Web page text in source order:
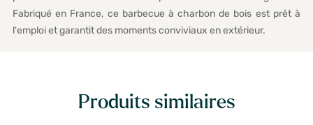
Fabriqué en France, ce barbecue à charbon de bois est prêt à
l'emploi et garantit des moments conviviaux en extérieur.
Produits similaires